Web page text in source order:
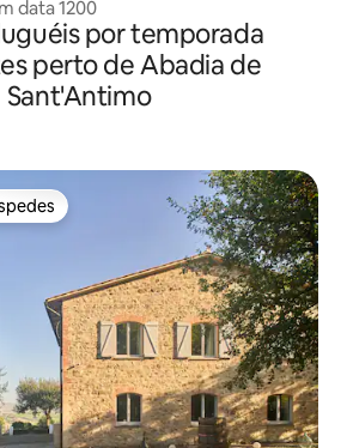
data 1200
por temporada
perto de Abadia de
Sant'Antimo
dos hóspedes